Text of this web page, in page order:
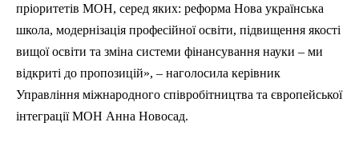
пріоритетів МОН, серед яких: реформа Нова українська
школа, модернізація професійної освіти, підвищення якості
вищої освіти та зміна системи фінансування науки – ми
відкриті до пропозицій», – наголосила керівник
Управління міжнародного співробітництва та європейської
інтеграціїМОН Анна Новосад.